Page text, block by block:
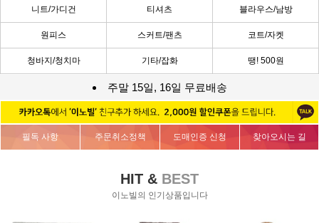
니트/가디건 티셔츠 블라우스/남방
원피스 스커트/팬츠 코트/자켓
청바지/청치마 기타/잡화 땡! 500원
주말 15일, 16일 무료배송
필독 사항 주문취소정책 도매인증 신청 찾아오시는 길
HIT & BEST
이노빌의 인기상품입니다